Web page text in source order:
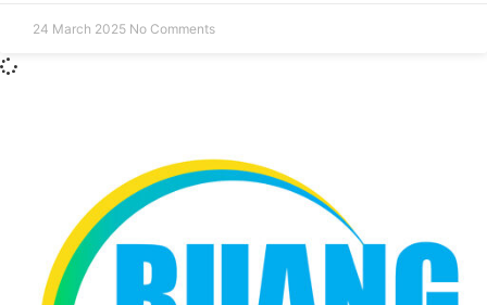
24 March 2025 No Comments